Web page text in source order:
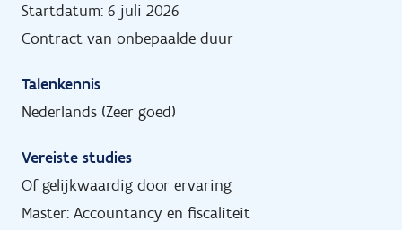
Startdatum: 6 juli 2026
Contract van onbepaalde duur
Talenkennis
Nederlands (Zeer goed)
Vereiste studies
Of gelijkwaardig door ervaring
Master: Accountancy en fiscaliteit